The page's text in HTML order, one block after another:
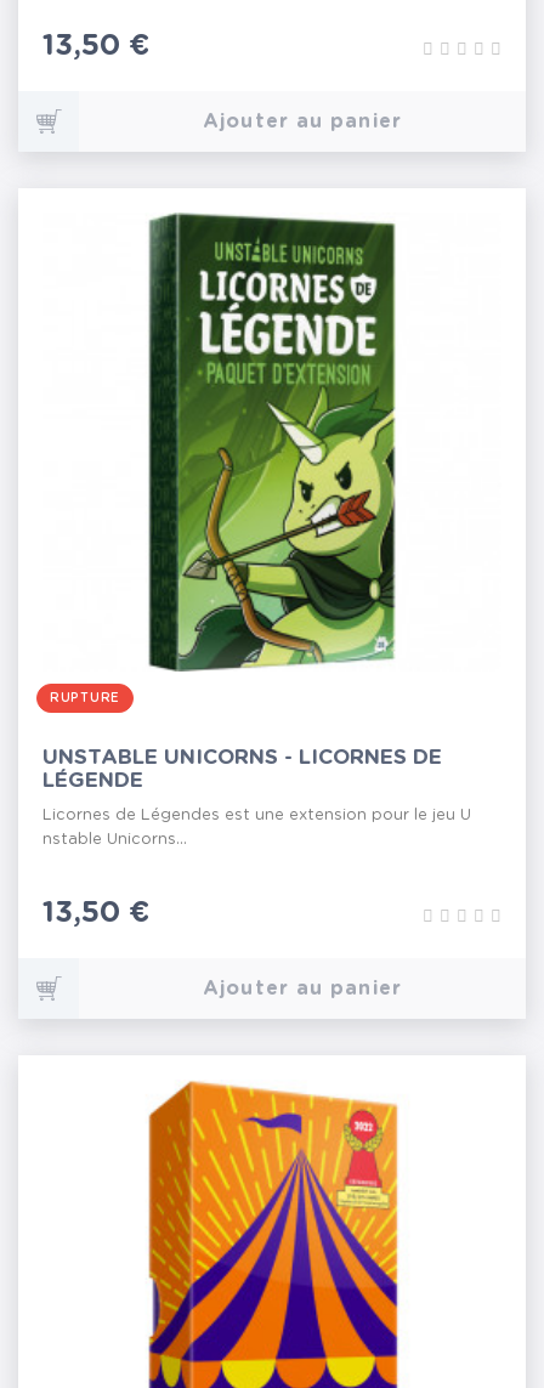
Prix
13,50 €
Ajouter au panier
RUPTURE
UNSTABLE UNICORNS - LICORNES DE
LÉGENDE
Licornes de Légendes est une extension pour le jeu U
nstable Unicorns...
Prix
13,50 €
Ajouter au panier